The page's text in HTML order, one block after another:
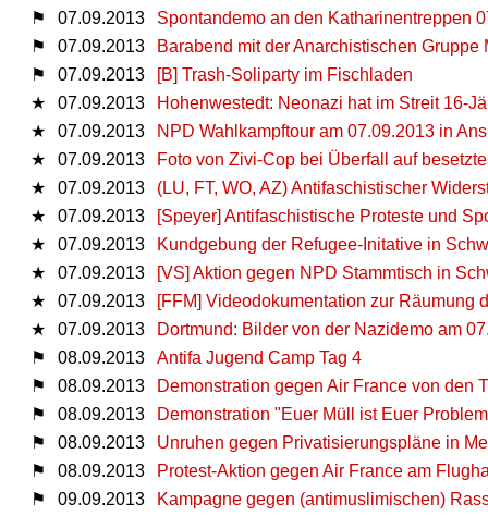
⚑
07.09.2013
Spontandemo an den Katharinentreppen
⚑
07.09.2013
Barabend mit der Anarchistischen Gruppe
⚑
07.09.2013
[B] Trash-Soliparty im Fischladen
★
07.09.2013
Hohenwestedt: Neonazi hat im Streit 16-
★
07.09.2013
NPD Wahlkampftour am 07.09.2013 in
★
07.09.2013
Foto von Zivi-Cop bei Überfall auf
★
07.09.2013
(LU, FT, WO, AZ) Antifaschistischer
★
07.09.2013
[Speyer] Antifaschistische Proteste und
★
07.09.2013
Kundgebung der Refugee-Initative in
★
07.09.2013
[VS] Aktion gegen NPD Stammtisch in
★
07.09.2013
[FFM] Videodokumentation zur Räumung
★
07.09.2013
Dortmund: Bilder von der Nazidemo am
⚑
08.09.2013
Antifa Jugend Camp Tag 4
⚑
08.09.2013
Demonstration gegen Air France von den
⚑
08.09.2013
Demonstration "Euer Müll ist Euer
⚑
08.09.2013
Unruhen gegen Privatisierungspläne in
⚑
08.09.2013
Protest-Aktion gegen Air France am
⚑
09.09.2013
Kampagne gegen (antimuslimischen)